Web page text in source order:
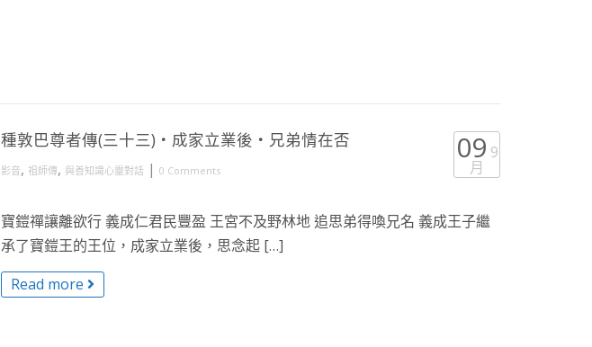
種敦巴尊者傳(三十三)・成家立業後・兄弟情在否
影音, 祖師傳, 與善知識心靈對話 | 0 Comments
09 9
月
寶鎧禪讓離欲行 義成仁君民豐盈 王宮不及野林地 追思弟得喚兄名 義成王子繼
承了寶鎧王的王位，成家立業後，思念起 […]
Read more